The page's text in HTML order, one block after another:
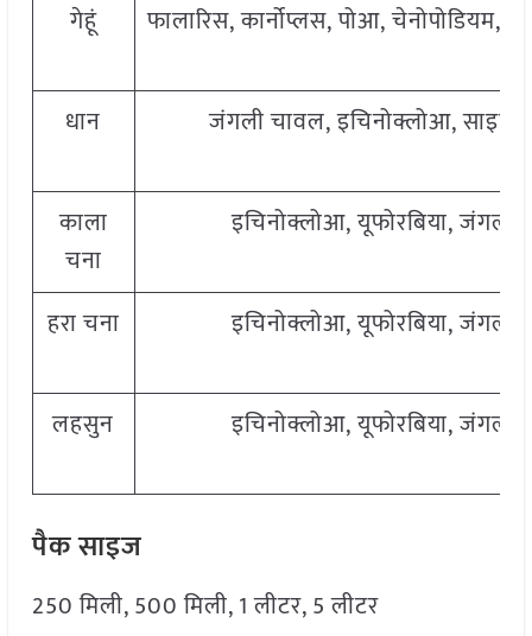
गेहूं फालारिस, कार्नोप्लस, पोआ, चेनोपोडियम,
धान जंगली चावल, इचिनोक्लोआ,
काला
चना
इचिनोक्लोआ, यूफोरबिया, जंगली
हरा चना इचिनोक्लोआ, यूफोरबिया, जंगली
लहसुन इचिनोक्लोआ, यूफोरबिया, जंगली
पैक साइज
250 मिली, 500 मिली, 1 लीटर, 5 लीटर